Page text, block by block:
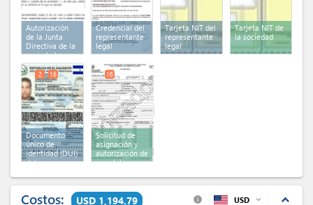
Autorización
de la Junta
Directiva de la
sociedad
Credencial del
representante
legal
Tarjeta NIT del
representante
legal
Tarjeta NIT de
la sociedad
Documento
único de
identidad (DUI)
del
legal(x 2)
2 16
Solicitud de
asignación y
autorización de
correlativo
de documentos
legales F-940
16
Costos: USD 1,194.79 expand_less
info USD expand_more